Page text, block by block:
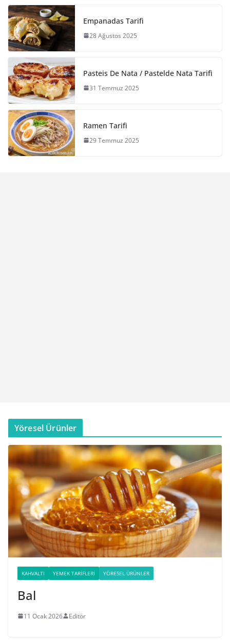
Empanadas Tarifi
28 Ağustos 2025
Pasteis De Nata / Pastelde Nata Tarifi
31 Temmuz 2025
Ramen Tarifi
29 Temmuz 2025
Yöresel Ürünler
KAHVALTI YEMEK TARIFLERI YÖRESEL ÜRÜNLER
Bal
11 Ocak 2026 Editör